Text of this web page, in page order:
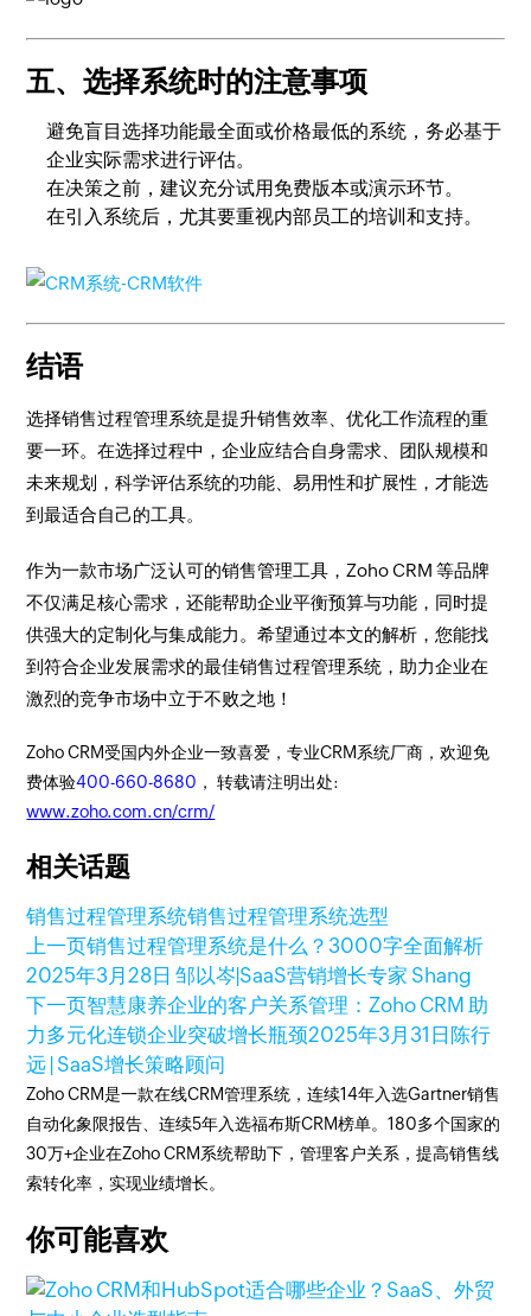
五、选择系统时的注意事项
避免盲目选择功能最全面或价格最低的系统，务必基于
企业实际需求进行评估。
在决策之前，建议充分试用免费版本或演示环节。
在引入系统后，尤其要重视内部员工的培训和支持。
结语
选择销售过程管理系统是提升销售效率、优化工作流程的重
要一环。在选择过程中，企业应结合自身需求、团队规模和
未来规划，科学评估系统的功能、易用性和扩展性，才能选
到最适合自己的工具。
作为一款市场广泛认可的销售管理工具，Zoho CRM 等品牌
不仅满足核心需求，还能帮助企业平衡预算与功能，同时提
供强大的定制化与集成能力。希望通过本文的解析，您能找
到符合企业发展需求的最佳销售过程管理系统，助力企业在
激烈的竞争市场中立于不败之地！
Zoho CRM受国内外企业一致喜爱，专业CRM系统厂商，欢迎免
费体验400-660-8680 ， 转载请注明出处:
www.zoho.com.cn/crm/
相关话题
销售过程管理系统销售过程管理系统选型
上一页销售过程管理系统是什么？3000字全面解析
2025年3月28日 邹以岑|SaaS营销增长专家 Shang
下一页智慧康养企业的客户关系管理：Zoho CRM 助
力多元化连锁企业突破增长瓶颈2025年3月31日 陈行
远 | SaaS增长策略顾问
Zoho CRM是一款在线CRM管理系统，连续14年入选Gartner销售
自动化象限报告、连续5年入选福布斯CRM榜单。180多个国家的
30万+企业在Zoho CRM系统帮助下，管理客户关系，提高销售线
索转化率，实现业绩增长。
你可能喜欢